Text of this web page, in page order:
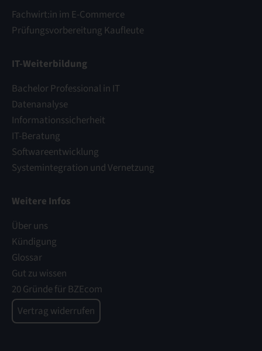
Fachwirt:in im E-Commerce
Prüfungsvorbereitung Kaufleute
IT-Weiterbildung
Bachelor Professional in IT
Datenanalyse
Informationssicherheit
IT-Beratung
Softwareentwicklung
Systemintegration und Vernetzung
Weitere Infos
Über uns
Kündigung
Glossar
Gut zu wissen
20 Gründe für BZEcom
Vertrag widerrufen